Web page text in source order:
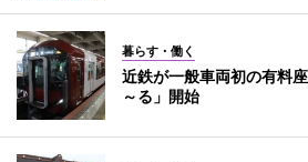
暮らす・働く
近鉄が一般車両初の有料
～る」開始